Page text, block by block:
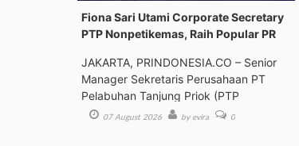
Fiona Sari Utami Corporate Secretary
PTP Nonpetikemas, Raih Popular PR
JAKARTA, PRINDONESIA.CO – Senior
Manager Sekretaris Perusahaan PT
Pelabuhan Tanjung Priok (PTP
07 August 2026 by evira 0